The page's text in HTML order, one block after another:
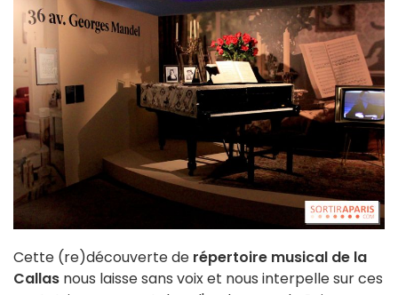
Cette (re)découverte de répertoire musical de la
Callas nous laisse sans voix et nous interpelle sur ces